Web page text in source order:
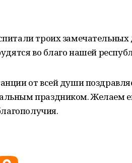
троих замечательных
во благо нашей
от всей души
праздником. Желаем